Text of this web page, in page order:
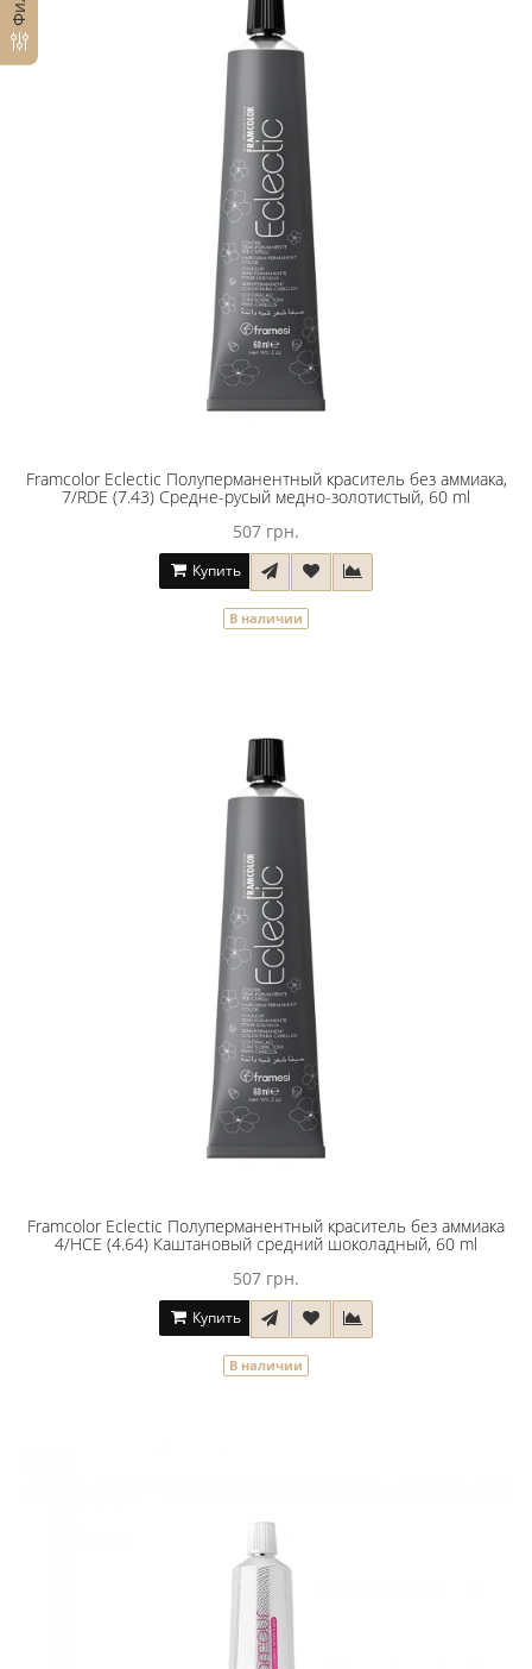
Framcolor Eclectic Полуперманентный краситель без аммиака,
7/RDE (7.43) Средне-русый медно-золотистый, 60 ml
507 грн.
Купить
В наличии
Framcolor Eclectic Полуперманентный краситель без аммиака
4/HCE (4.64) Каштановый средний шоколадный, 60 ml
507 грн.
Купить
В наличии